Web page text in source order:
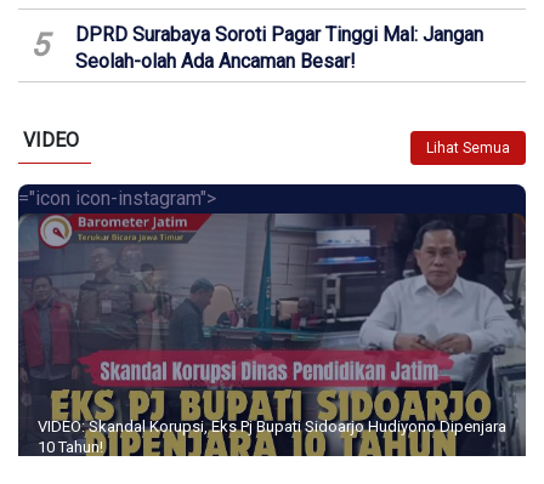
5
DPRD Surabaya Soroti Pagar Tinggi Mal: Jangan
Seolah-olah Ada Ancaman Besar!
VIDEO Lihat Semua
="icon icon-instagram">
VIDEO: Skandal Korupsi, Eks Pj Bupati Sidoarjo Hudiyono Dipenjara
10 Tahun!